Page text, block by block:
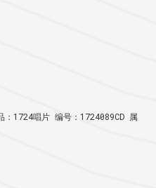
：1724唱片 编号：1724089CD 属